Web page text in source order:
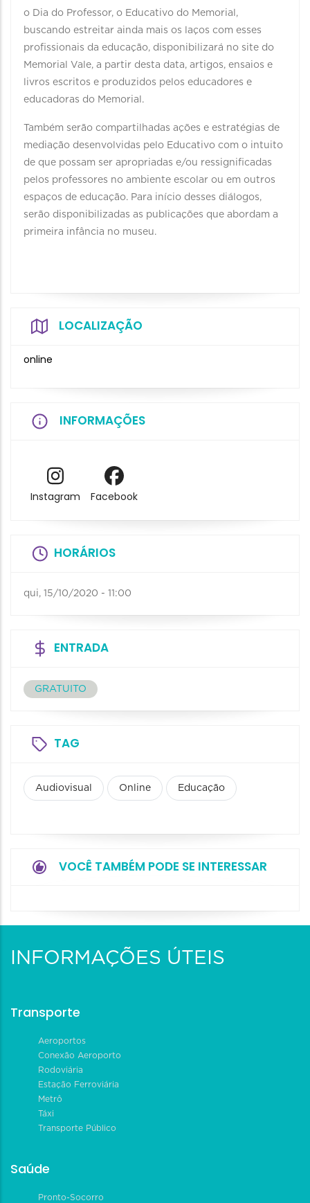
o Dia do Professor, o Educativo do Memorial,
buscando estreitar ainda mais os laços com esses
profissionais da educação, disponibilizará no site do
Memorial Vale, a partir desta data, artigos, ensaios e
livros escritos e produzidos pelos educadores e
educadoras do Memorial.
Também serão compartilhadas ações e estratégias de
mediação desenvolvidas pelo Educativo com o intuito
de que possam ser apropriadas e/ou ressignificadas
pelos professores no ambiente escolar ou em outros
espaços de educação. Para início desses diálogos,
serão disponibilizadas as publicações que abordam a
primeira infância no museu.
LOCALIZAÇÃO
online
INFORMAÇÕES
Instagram Facebook
HORÁRIOS
qui, 15/10/2020 - 11:00
ENTRADA
GRATUITO
TAG
Audiovisual Online Educação
VOCÊ TAMBÉM PODE SE INTERESSAR
INFORMAÇÕES ÚTEIS
Transporte
Aeroportos
Conexão Aeroporto
Rodoviária
Estação Ferroviária
Metrô
Táxi
Transporte Público
Saúde
Pronto-Socorro